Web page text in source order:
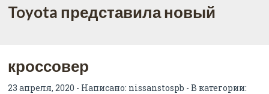
Toyota представила новый
кроссовер
23 апреля, 2020 - Написано: nissanstospb - В категории: